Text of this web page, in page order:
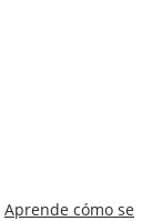
Aprende cómo se